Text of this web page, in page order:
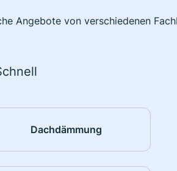
Angebote von verschiedenen
Dachdämmung